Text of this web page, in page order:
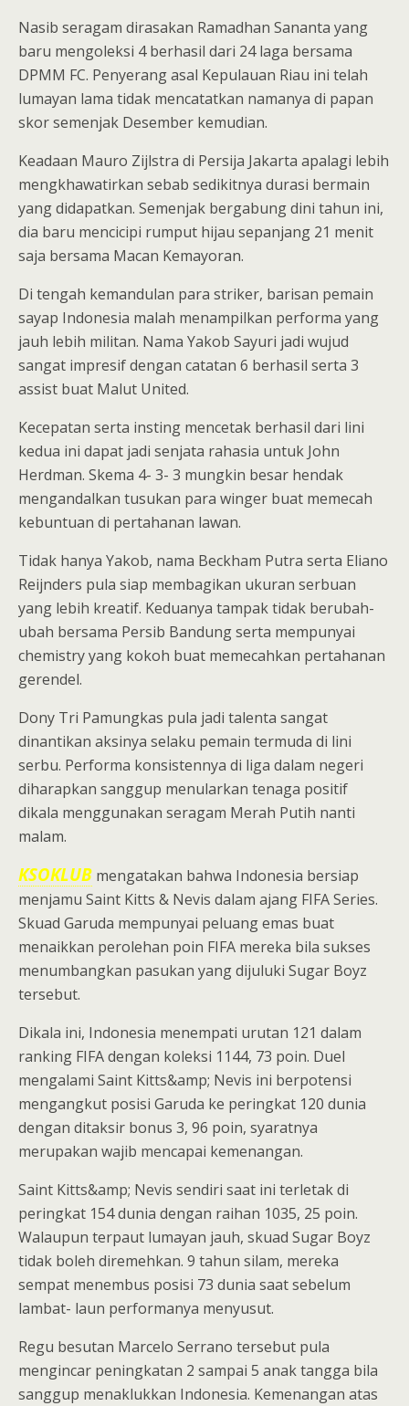
Nasib seragam dirasakan Ramadhan Sananta yang
baru mengoleksi 4 berhasil dari 24 laga bersama
DPMM FC. Penyerang asal Kepulauan Riau ini telah
lumayan lama tidak mencatatkan namanya di papan
skor semenjak Desember kemudian.
Keadaan Mauro Zijlstra di Persija Jakarta apalagi lebih
mengkhawatirkan sebab sedikitnya durasi bermain
yang didapatkan. Semenjak bergabung dini tahun ini,
dia baru mencicipi rumput hijau sepanjang 21 menit
saja bersama Macan Kemayoran.
Di tengah kemandulan para striker, barisan pemain
sayap Indonesia malah menampilkan performa yang
jauh lebih militan. Nama Yakob Sayuri jadi wujud
sangat impresif dengan catatan 6 berhasil serta 3
assist buat Malut United.
Kecepatan serta insting mencetak berhasil dari lini
kedua ini dapat jadi senjata rahasia untuk John
Herdman. Skema 4- 3- 3 mungkin besar hendak
mengandalkan tusukan para winger buat memecah
kebuntuan di pertahanan lawan.
Tidak hanya Yakob, nama Beckham Putra serta Eliano
Reijnders pula siap membagikan ukuran serbuan
yang lebih kreatif. Keduanya tampak tidak berubah-
ubah bersama Persib Bandung serta mempunyai
chemistry yang kokoh buat memecahkan pertahanan
gerendel.
Dony Tri Pamungkas pula jadi talenta sangat
dinantikan aksinya selaku pemain termuda di lini
serbu. Performa konsistennya di liga dalam negeri
diharapkan sanggup menularkan tenaga positif
dikala menggunakan seragam Merah Putih nanti
malam.
KSOKLUB mengatakan bahwa Indonesia bersiap
menjamu Saint Kitts & Nevis dalam ajang FIFA Series.
Skuad Garuda mempunyai peluang emas buat
menaikkan perolehan poin FIFA mereka bila sukses
menumbangkan pasukan yang dijuluki Sugar Boyz
tersebut.
Dikala ini, Indonesia menempati urutan 121 dalam
ranking FIFA dengan koleksi 1144, 73 poin. Duel
mengalami Saint Kitts&amp; Nevis ini berpotensi
mengangkut posisi Garuda ke peringkat 120 dunia
dengan ditaksir bonus 3, 96 poin, syaratnya
merupakan wajib mencapai kemenangan.
Saint Kitts&amp; Nevis sendiri saat ini terletak di
peringkat 154 dunia dengan raihan 1035, 25 poin.
Walaupun terpaut lumayan jauh, skuad Sugar Boyz
tidak boleh diremehkan. 9 tahun silam, mereka
sempat menembus posisi 73 dunia saat sebelum
lambat- laun performanya menyusut.
Regu besutan Marcelo Serrano tersebut pula
mengincar peningkatan 2 sampai 5 anak tangga bila
sanggup menaklukkan Indonesia. Kemenangan atas